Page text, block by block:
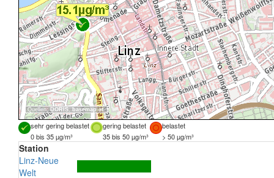
Quellen:DORIS, basemap.at
sehr gering belastet gering belastet
belastet
0 bis 35 µg/m³
35 bis 50 µg/m³ > 50 µg/m³
Station
Linz-Neue
Welt